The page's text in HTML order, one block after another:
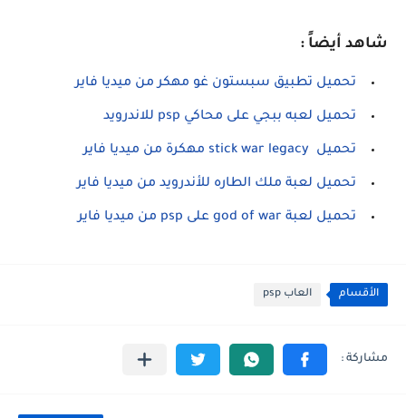
شاهد أيضاً :
تحميل تطبيق سبستون غو مهكر من ميديا فاير
تحميل لعبه ببجي على محاكي psp للاندرويد
تحميل stick war legacy مهكرة من ميديا فاير
تحميل لعبة ملك الطاره للأندرويد من ميديا فاير
تحميل لعبة god of war على psp من ميديا فاير
الأقسام العاب psp